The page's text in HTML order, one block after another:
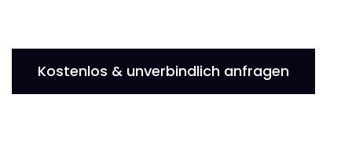
Kostenlos & unverbindlich anfragen